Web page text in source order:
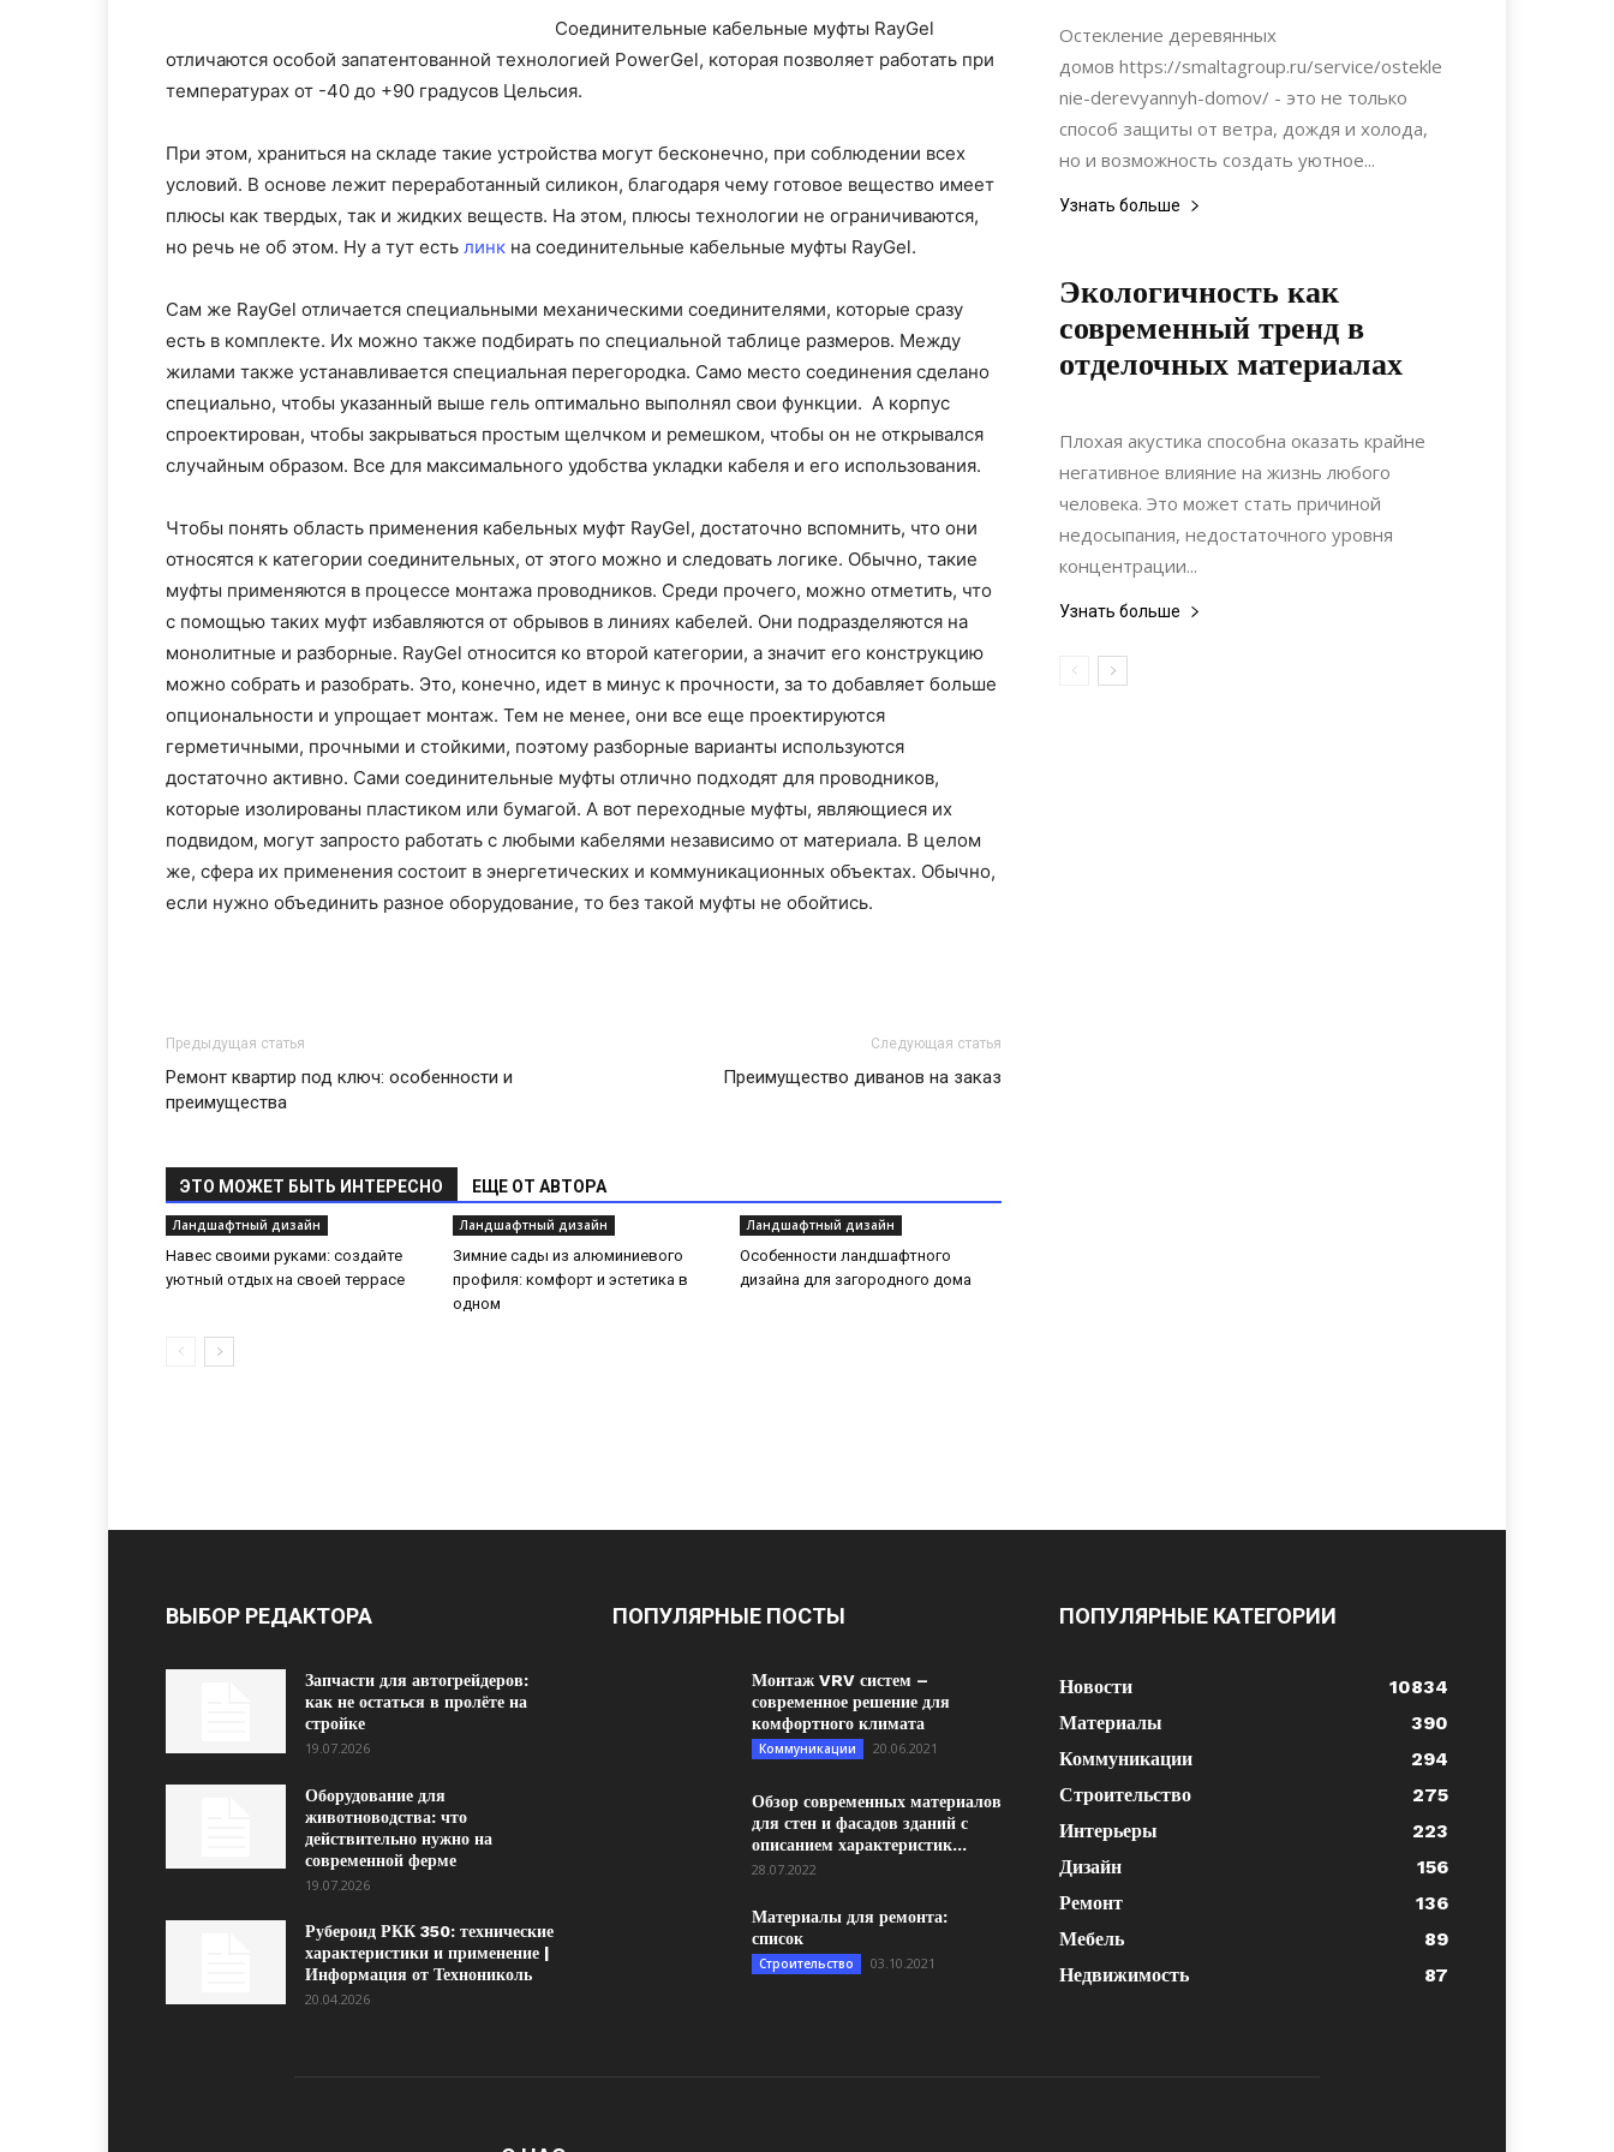
Соединительные кабельные муфты RayGel
отличаются особой запатентованной технологией PowerGel, которая позволяет работать при
температурах от -40 до +90 градусов Цельсия.
При этом, храниться на складе такие устройства могут бесконечно, при соблюдении всех
условий. В основе лежит переработанный силикон, благодаря чему готовое вещество имеет
плюсы как твердых, так и жидких веществ. На этом, плюсы технологии не ограничиваются,
но речь не об этом. Ну а тут есть линк на соединительные кабельные муфты RayGel.
Сам же RayGel отличается специальными механическими соединителями, которые сразу
есть в комплекте. Их можно также подбирать по специальной таблице размеров. Между
жилами также устанавливается специальная перегородка. Само место соединения сделано
специально, чтобы указанный выше гель оптимально выполнял свои функции. А корпус
спроектирован, чтобы закрываться простым щелчком и ремешком, чтобы он не открывался
случайным образом. Все для максимального удобства укладки кабеля и его использования.
Чтобы понять область применения кабельных муфт RayGel, достаточно вспомнить, что они
относятся к категории соединительных, от этого можно и следовать логике. Обычно, такие
муфты применяются в процессе монтажа проводников. Среди прочего, можно отметить, что
с помощью таких муфт избавляются от обрывов в линиях кабелей. Они подразделяются на
монолитные и разборные. RayGel относится ко второй категории, а значит его конструкцию
можно собрать и разобрать. Это, конечно, идет в минус к прочности, за то добавляет больше
опциональности и упрощает монтаж. Тем не менее, они все еще проектируются
герметичными, прочными и стойкими, поэтому разборные варианты используются
достаточно активно. Сами соединительные муфты отлично подходят для проводников,
которые изолированы пластиком или бумагой. А вот переходные муфты, являющиеся их
подвидом, могут запросто работать с любыми кабелями независимо от материала. В целом
же, сфера их применения состоит в энергетических и коммуникационных объектах. Обычно,
если нужно объединить разное оборудование, то без такой муфты не обойтись.
Предыдущая статья
Ремонт квартир под ключ: особенности и
преимущества
Следующая статья
Преимущество диванов на заказ
ЭТО МОЖЕТ БЫТЬ ИНТЕРЕСНО ЕЩЕ ОТ АВТОРА
Ландшафтный дизайн
Навес своими руками: создайте
уютный отдых на своей террасе
Ландшафтный дизайн
Зимние сады из алюминиевого
профиля: комфорт и эстетика в
одном
Ландшафтный дизайн
Особенности ландшафтного
дизайна для загородного дома
Остекление деревянных
домов https://smaltagroup.ru/service/ostekle
nie-derevyannyh-domov/ - это не только
способ защиты от ветра, дождя и холода,
но и возможность создать уютное...
Узнать больше
Экологичность как
современный тренд в
отделочных материалах
27.12.2020
Плохая акустика способна оказать крайне
негативное влияние на жизнь любого
человека. Это может стать причиной
недосыпания, недостаточного уровня
концентрации...
Узнать больше
ВЫБОР РЕДАКТОРА
Запчасти для автогрейдеров:
как не остаться в пролёте на
стройке
19.07.2026
Оборудование для
животноводства: что
действительно нужно на
современной ферме
19.07.2026
Рубероид РКК 350: технические
характеристики и применение |
Информация от Технониколь
20.04.2026
ПОПУЛЯРНЫЕ ПОСТЫ
Монтаж VRV систем –
современное решение для
комфортного климата
Коммуникации 20.06.2021
Обзор современных материалов
для стен и фасадов зданий с
описанием характеристик...
28.07.2022
Материалы для ремонта:
список
Строительство 03.10.2021
ПОПУЛЯРНЫЕ КАТЕГОРИИ
Новости
10834
Материалы
390
Коммуникации
294
Строительство
275
Интерьеры
223
Дизайн
156
Ремонт
136
Мебель
89
Недвижимость
87